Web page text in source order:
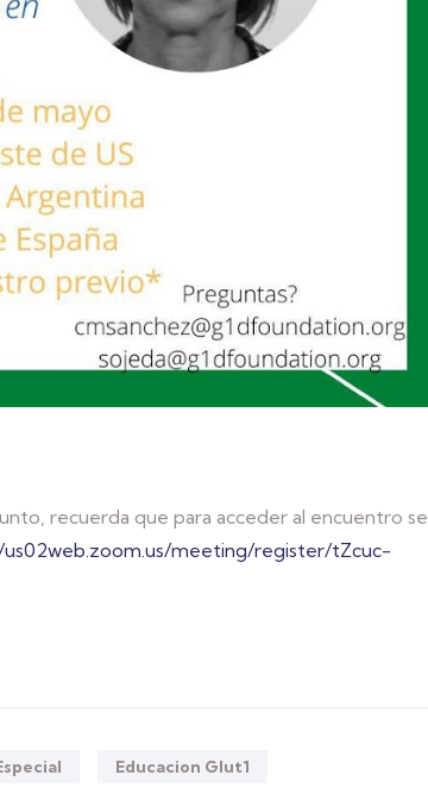
recuerda que para acceder al encuentro se
meeting/register/tZcuc-
Educacion Glut1